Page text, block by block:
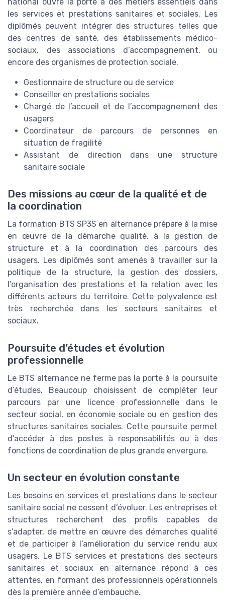
national ouvre la porte à des métiers essentiels dans
les services et prestations sanitaires et sociales. Les
diplômés peuvent intégrer des structures telles que
des centres de santé, des établissements médico-
sociaux, des associations d’accompagnement, ou
encore des organismes de protection sociale.
Gestionnaire de structure ou de service
Conseiller en prestations sociales
Chargé de l’accueil et de l’accompagnement des
usagers
Coordinateur de parcours de personnes en
situation de fragilité
Assistant de direction dans une structure
sanitaire sociale
Des missions au cœur de la qualité et de
la coordination
La formation BTS SP3S en alternance prépare à la mise
en œuvre de la démarche qualité, à la gestion de
structure et à la coordination des parcours des
usagers. Les diplômés sont amenés à travailler sur la
politique de la structure, la gestion des dossiers,
l’organisation des prestations et la relation avec les
différents acteurs du territoire. Cette polyvalence est
très recherchée dans les secteurs sanitaires et
sociaux.
Poursuite d’études et évolution
professionnelle
Le BTS alternance ne ferme pas la porte à la poursuite
d’études. Beaucoup choisissent de compléter leur
parcours par une licence professionnelle dans le
secteur social, en économie sociale ou en gestion des
structures sanitaires sociales. Cette poursuite permet
d’accéder à des postes à responsabilités ou à des
fonctions de coordination de plus grande envergure.
Un secteur en évolution constante
Les besoins en services et prestations dans le secteur
sanitaire social ne cessent d’évoluer. Les entreprises et
structures recherchent des profils capables de
s’adapter, de mettre en œuvre des démarches qualité
et de participer à l’amélioration du service rendu aux
usagers. Le BTS services et prestations des secteurs
sanitaires et sociaux en alternance répond à ces
attentes, en formant des professionnels opérationnels
dès la première année d’embauche.